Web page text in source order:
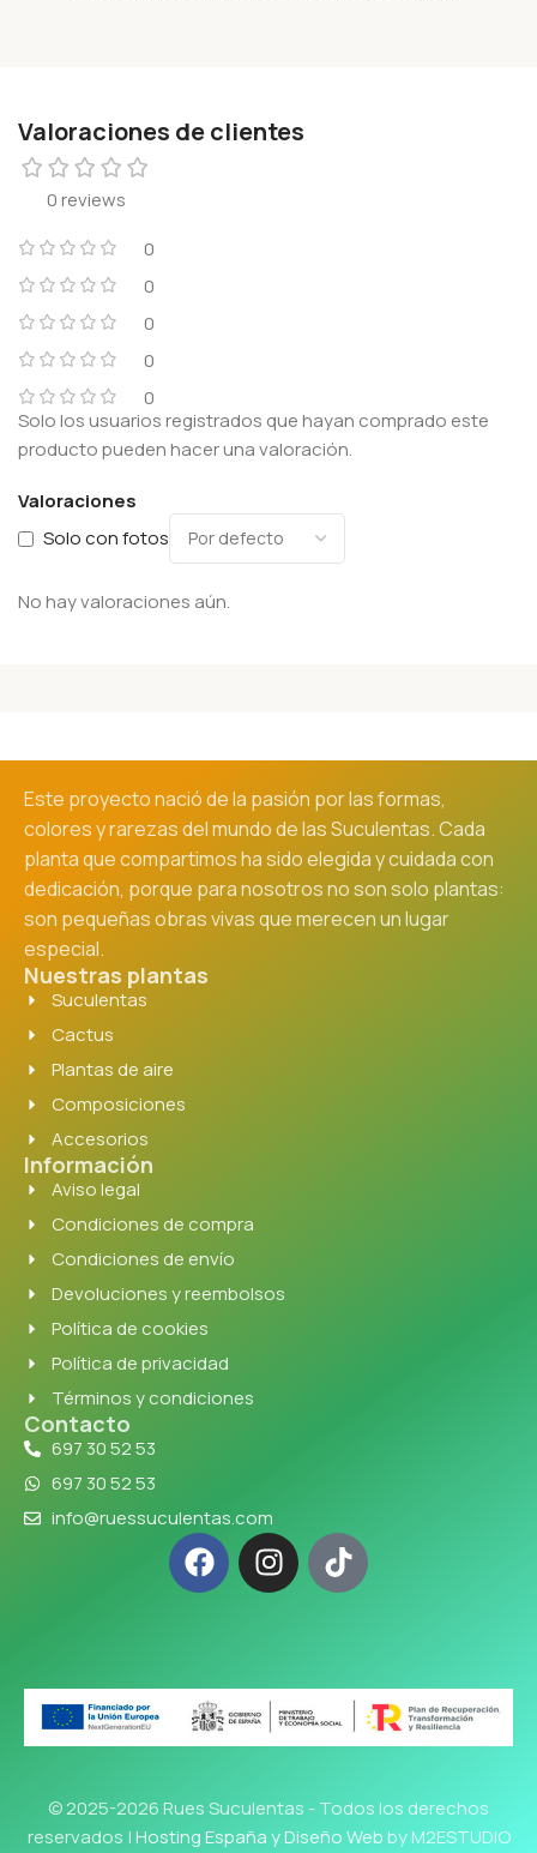
Valoraciones de clientes
0 reviews
0
0
0
0
0
Valoraciones
Solo con fotos
No hay valoraciones aún.
Solo los usuarios registrados que hayan comprado este
producto pueden hacer una valoración.
Este proyecto nació de la pasión por las formas,
colores y rarezas del mundo de las Suculentas. Cada
planta que compartimos ha sido elegida y cuidada con
dedicación, porque para nosotros no son solo plantas:
son pequeñas obras vivas que merecen un lugar
especial.
Nuestras plantas
Suculentas
Cactus
Plantas de aire
Composiciones
Accesorios
Información
Aviso legal
Condiciones de compra
Condiciones de envío
Devoluciones y reembolsos
Política de cookies
Política de privacidad
Términos y condiciones
Contacto
697 30 52 53
697 30 52 53
info@ruessuculentas.com
© 2025-2026 Rues Suculentas - Todos los derechos
reservados |Hosting España y Diseño Webby M2ESTUDIO